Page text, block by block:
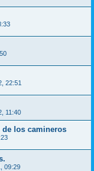
22:51
11:40
de los camineros
09:29